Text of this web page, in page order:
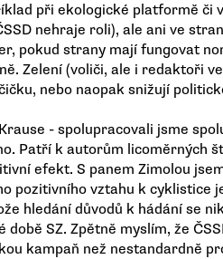
při ekologické platformě či
nehraje roli), ale ani ve
pokud strany mají fungovat
Zelení (voliči, ale i redaktoři
nebo naopak snižují
- spolupracovali jsme
Patří k autorům licoměrných
efekt. S panem Zimolou
pozitivního vztahu k cyklistice
hledání důvodů k hádání se
době SZ. Zpětně myslím, že
kampaň než nestandardně